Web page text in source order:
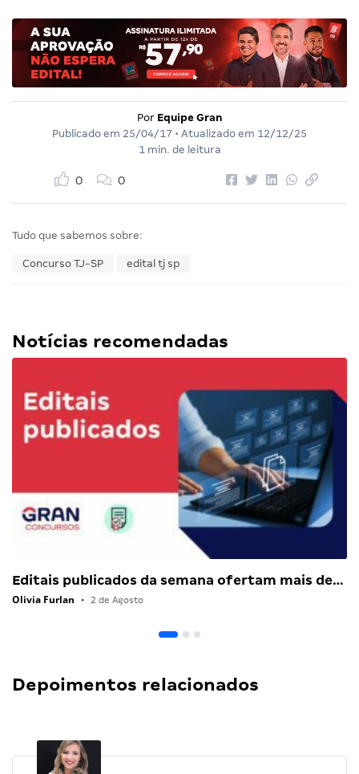
Por Equipe Gran
Publicado em 25/04/17 • Atualizado em 12/12/25
1 min. de leitura
0 0
Tudo que sabemos sobre:
Concurso TJ-SP edital tj sp
Notícias recomendadas
Editais publicados da semana ofertam mais de…
Olivia Furlan • 2 de Agosto
Depoimentos relacionados